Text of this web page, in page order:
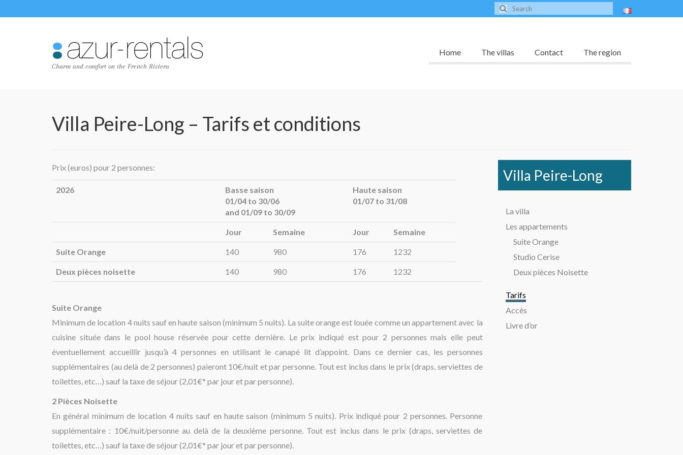
Charm and comfort on the French Riviera
Home The villas Contact The region
Villa Peire-Long – Tarifs et conditions
Prix (euros) pour 2 personnes:
2026
Basse saison
01/04 to 30/06
and 01/09 to 30/09
Haute saison
01/07 to 31/08
Jour Semaine Jour Semaine
Suite Orange 140 980 176 1232
Deux pièces noisette 140 980 176 1232
Suite Orange
Minimum de location 4 nuits sauf en haute saison (minimum 5 nuits). La suite orange est louée comme un appartement avec la
cuisine située dans le pool house réservée pour cette dernière. Le prix indiqué est pour 2 personnes mais elle peut
éventuellement accueillir jusqu’à 4 personnes en utilisant le canapé lit d’appoint. Dans ce dernier cas, les personnes
supplémentaires (au delà de 2 personnes) paieront 10€/nuit et par personne. Tout est inclus dans le prix (draps, serviettes de
toilettes, etc…) sauf la taxe de séjour (2,01€* par jour et par personne).
2 Pièces Noisette
En général minimum de location 4 nuits sauf en haute saison (minimum 5 nuits). Prix indiqué pour 2 personnes. Personne
supplémentaire : 10€/nuit/personne au delà de la deuxième personne. Tout est inclus dans le prix (draps, serviettes de
toilettes, etc…) sauf la taxe de séjour (2,01€* par jour et par personne).
Villa Peire-Long
La villa
Les appartements
Suite Orange
Studio Cerise
Deux pièces Noisette
Tarifs
Accès
Livre d’or